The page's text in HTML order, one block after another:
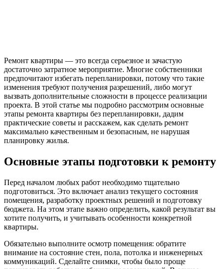
Ремонт квартиры — это всегда серьезное и зачастую
достаточно затратное мероприятие. Многие собственники
предпочитают избегать перепланировки, потому что такие
изменения требуют получения разрешений, либо могут
вызвать дополнительные сложности в процессе реализации
проекта. В этой статье мы подробно рассмотрим основные
этапы ремонта квартиры без перепланировки, дадим
практические советы и расскажем, как сделать ремонт
максимально качественным и безопасным, не нарушая
планировку жилья.
Основные этапы подготовки к ремонту
Перед началом любых работ необходимо тщательно
подготовиться. Это включает анализ текущего состояния
помещения, разработку проектных решений и подготовку
бюджета. На этом этапе важно определить, какой результат вы
хотите получить, и учитывать особенности конкретной
квартиры.
Обязательно выполните осмотр помещения: обратите
внимание на состояние стен, пола, потолка и инженерных
коммуникаций. Сделайте снимки, чтобы было проще